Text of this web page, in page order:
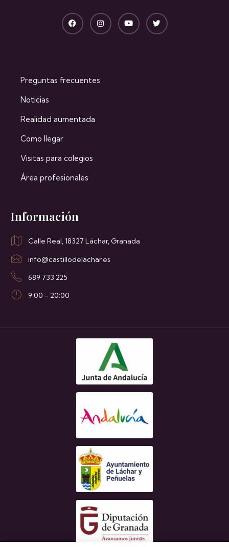
Preguntas frecuentes
Noticias
Realidad aumentada
Como llegar
Visitas para colegios
Área profesionales
Información
Calle Real, 18327 Láchar, Granada
info@castillodelachar.es
689 733 225
9:00 - 20:00